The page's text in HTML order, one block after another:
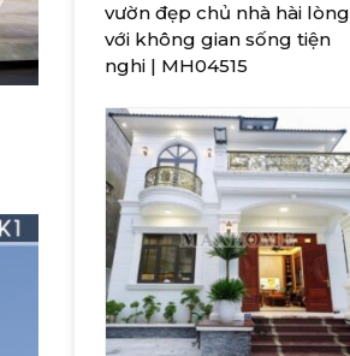
vườn đẹp chủ nhà hài lòng
với không gian sống tiện
nghi | MH04515